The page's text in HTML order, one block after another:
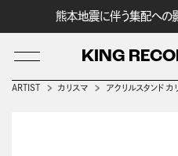
熊本地震に伴う集配への
KING
ARTIST カリスマ アクリルスタンド